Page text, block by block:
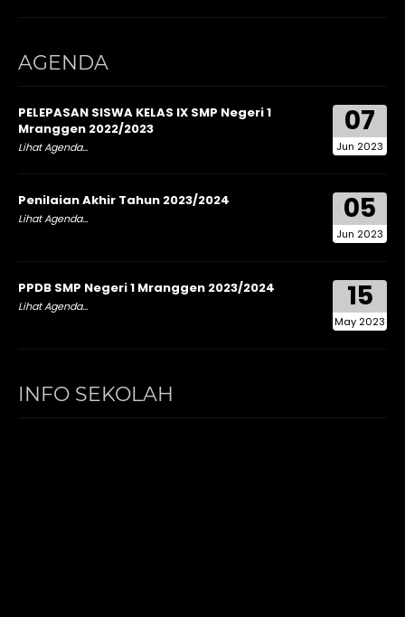
AGENDA
07
Jun 2023
PELEPASAN SISWA KELAS IX SMP Negeri 1
Mranggen 2022/2023
Lihat Agenda...
05
Jun 2023
Penilaian Akhir Tahun 2023/2024
Lihat Agenda...
15
May 2023
PPDB SMP Negeri 1 Mranggen 2023/2024
Lihat Agenda...
INFO SEKOLAH